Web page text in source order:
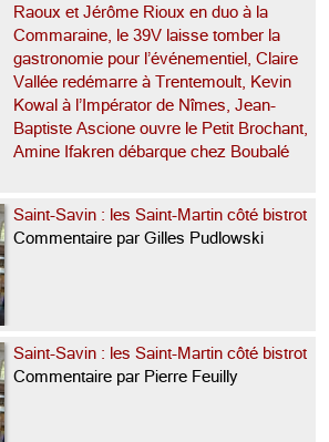
Raoux et Jérôme Rioux en duo à la
Commaraine, le 39V laisse tomber la
gastronomie pour l’événementiel, Claire
Vallée redémarre à Trentemoult, Kevin
Kowal à l’Impérator de Nîmes, Jean-
Baptiste Ascione ouvre le Petit Brochant,
Amine Ifakren débarque chez Boubalé
Saint-Savin : les Saint-Martin côté bistrot
Commentaire par Gilles Pudlowski
Saint-Savin : les Saint-Martin côté bistrot
Commentaire par Pierre Feuilly